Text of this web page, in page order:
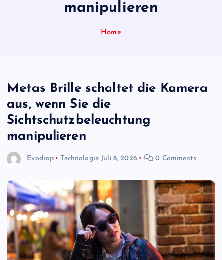
manipulieren
Home
Metas Brille schaltet die Kamera
aus, wenn Sie die
Sichtschutzbeleuchtung
manipulieren
Evodrop Technologie Juli 8, 2026 0 Comments